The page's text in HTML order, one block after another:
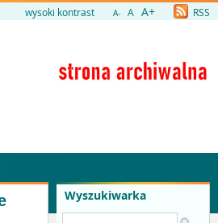
wysoki kontrast A- A A+ RSS
Wyszukiwarka